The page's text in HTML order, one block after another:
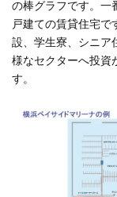
の棒グラフです。一
戸建ての賃貸住宅で
設、学生寮、シニア
様なセクターへ投資
す。